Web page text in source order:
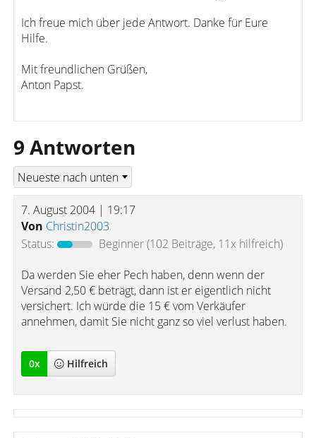
Ich freue mich über jede Antwort. Danke für Eure
Hilfe.
Mit freundlichen Grüßen,
Anton Papst.
9 Antworten
7. August 2004 | 19:17
Von Christin2003
Status:
Beginner(102 Beiträge, 11x hilfreich)
Da werden Sie eher Pech haben, denn wenn der
Versand 2,50 € beträgt, dann ist er eigentlich nicht
versichert. Ich würde die 15 € vom Verkäufer
annehmen, damit Sie nicht ganz so viel verlust haben.
0x Hilfreich